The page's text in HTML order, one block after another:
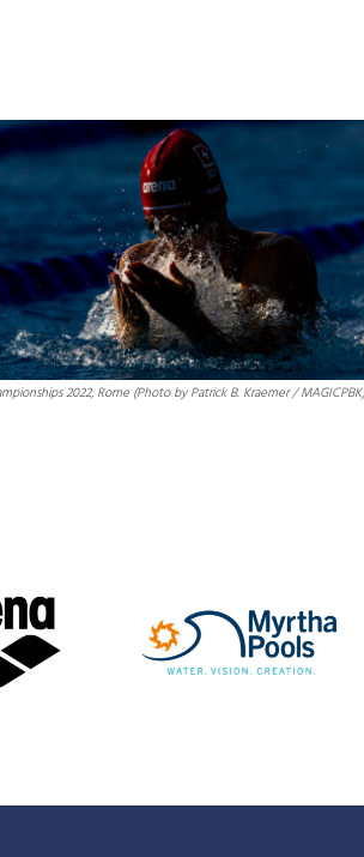
2022, Rome (Photo by Patrick B. Kraemer / MAGICPBK)